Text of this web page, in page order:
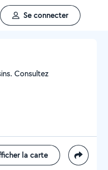
Se connecter
Consultez
la carte